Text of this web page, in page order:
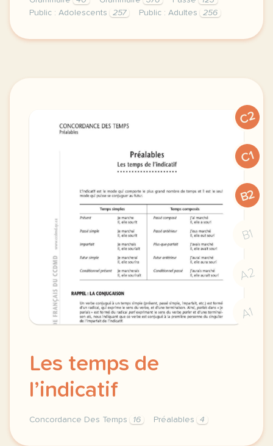
Public : Adolescents
257 Public : Adultes 256
cette semaine commencons les publications de
C2
C1
B2
B1
A2
A1
Les temps de
l’indicatif
Concordance Des Temps 16 Préalables 4
concordance des temps concordance des temps